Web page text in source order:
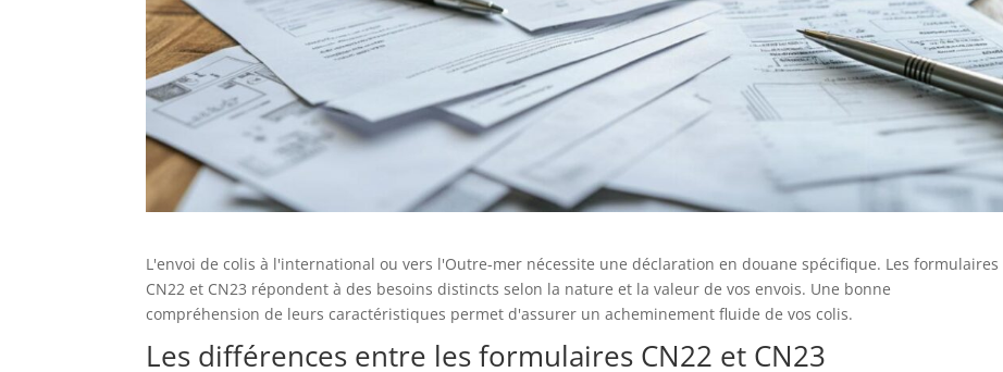
L'envoi de colis à l'international ou vers l'Outre-mer nécessite une déclaration en douane spécifique. Les formulaires
CN22 et CN23 répondent à des besoins distincts selon la nature et la valeur de vos envois. Une bonne
compréhension de leurs caractéristiques permet d'assurer un acheminement fluide de vos colis.
Les différences entre les formulaires CN22 et CN23